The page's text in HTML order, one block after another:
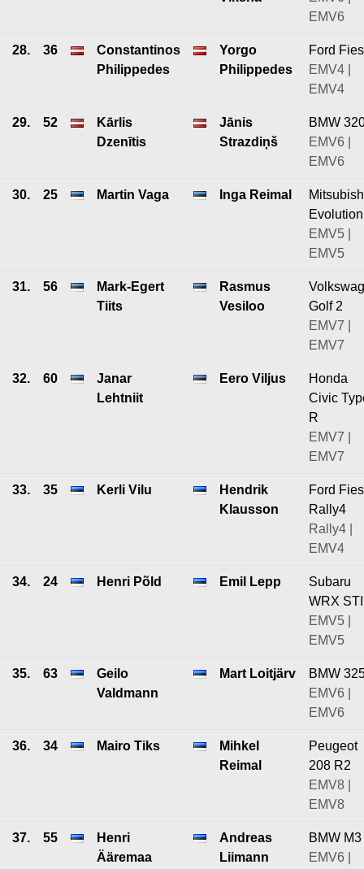
EMV6
28. 36
Constantinos
Philippedes
Yorgo
Philippedes
Ford
EMV4 |
EMV4
29. 52
Kārlis
Dzenītis
Jānis
Strazdiņš
BMW
EMV6 |
EMV6
30. 25 Martin Vaga Inga Reimal
EMV5 |
EMV5
31. 56
Mark-Egert
Tiits
Rasmus
Vesiloo
Golf 2
EMV7 |
EMV7
32. 60
Janar
Lehtniit
Eero Viljus
Honda
Civic
R
EMV7 |
EMV7
33. 35 Kerli Vilu
Hendrik
Klausson
Ford
Rally4
Rally4 |
EMV4
34. 24 Henri Põld Emil Lepp
Subaru
WRX STI
EMV5 |
EMV5
35. 63
Geilo
Valdmann
Mart Loitjärv
BMW
EMV6 |
EMV6
36. 34 Mairo Tiks
Mihkel
Reimal
Peugeot
208 R2
EMV8 |
EMV8
37. 55
Henri
Ääremaa
Andreas
Liimann
BMW M3
EMV6 |